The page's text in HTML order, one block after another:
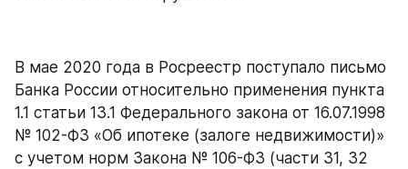
В мае 2020 года в Росреестр поступало письмо
Банка России относительно применения пункта
1.1 статьи 13.1 Федерального закона от 16.07.1998
№ 102-ФЗ «Об ипотеке (залоге недвижимости)»
с учетом норм Закона № 106-ФЗ (части 31, 32